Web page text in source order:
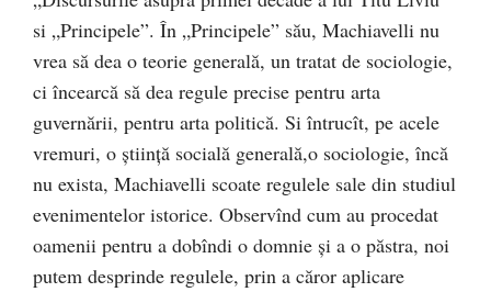
si „Principele”. În „Principele” său, Machiavelli nu
vrea să dea o teorie generală, un tratat de sociologie,
ci încearcă să dea regule precise pentru arta
guvernării, pentru arta politică. Si întrucît, pe acele
vremuri, o ştiinţă socială generală,o sociologie, încă
nu exista, Machiavelli scoate regulele sale din studiul
evenimentelor istorice. Observînd cum au procedat
oamenii pentru a dobîndi o domnie şi a o păstra, noi
putem desprinde regulele, prin a căror aplicare